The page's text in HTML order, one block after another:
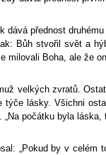
dává přednost
Bůh stvořil svět a
milovali Boha, ale že
velkých zvratů.
týče lásky. Všichni
„Na počátku byla
„Pokud by v